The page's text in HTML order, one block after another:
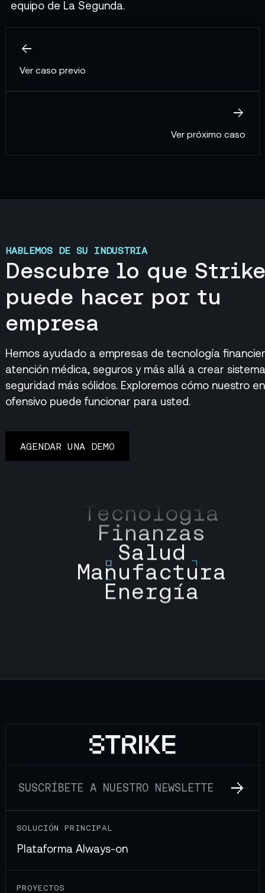
equipo de La Segunda.
Ver caso previo
Ver próximo caso
HABLEMOS DE SU INDUSTRIA
Descubre lo que Strike
puede hacer por tu
empresa
Hemos ayudado a empresas de tecnología
atención médica, seguros y más allá a crear
seguridad más sólidos. Exploremos cómo nuestro
ofensivo puede funcionar para usted.
AGENDAR UNA DEMO
Tecnología
Finanzas
Salud
Manufactura
Energía
SOLUCIÓN PRINCIPAL
Plataforma Always-on
PROYECTOS